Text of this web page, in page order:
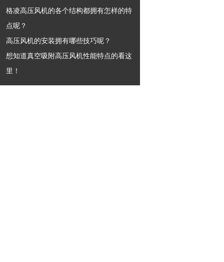
格凌高压风机的各个结构都拥有怎样的特
点呢？
高压风机的安装拥有哪些技巧呢？
想知道真空吸附高压风机性能特点的看这
里！